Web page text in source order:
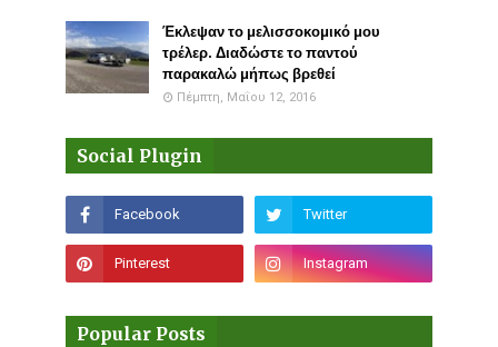
Έκλεψαν το μελισσοκομικό μου
τρέλερ. Διαδώστε το παντού
παρακαλώ μήπως βρεθεί
Πέμπτη, Μαΐου 12, 2016
Social Plugin
Popular Posts